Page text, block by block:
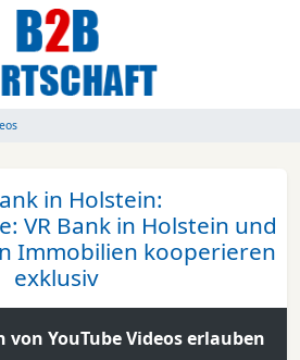
in Holstein:
VR Bank in Holstein und
Immobilien kooperieren
exklusiv
von YouTube Videos erlauben